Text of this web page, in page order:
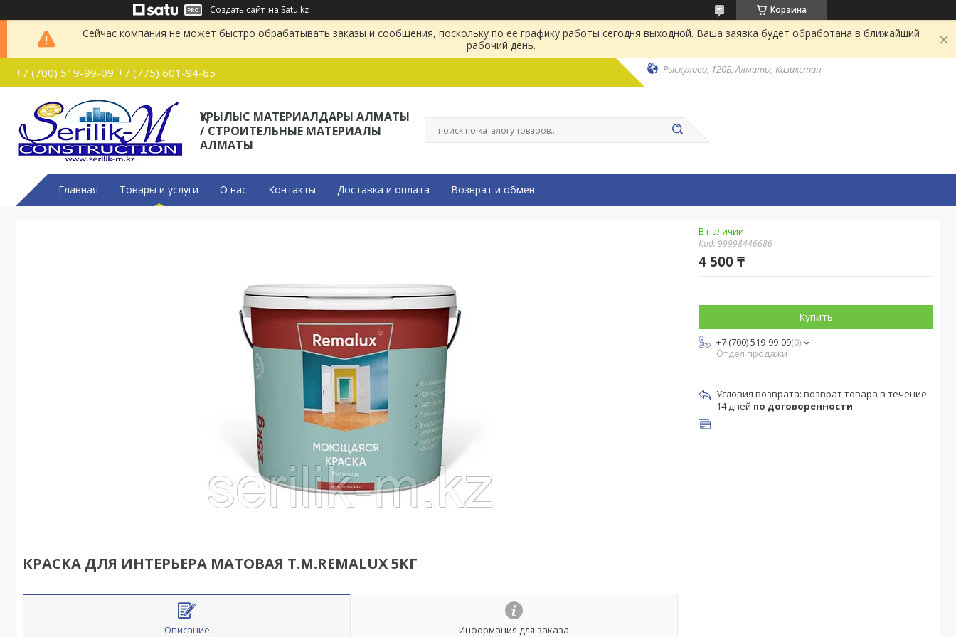
Создать сайт на Satu.kz Корзина
Сейчас компания не может быстро обрабатывать заказы и сообщения, поскольку по ее графику работы сегодня выходной. Ваша заявка будет обработана в ближайший
рабочий день.
+7 (700) 519-99-09 +7 (775) 601-94-65 Рыскулова, 120Б, Алматы, Казахстан
ҚҰРЫЛЫС МАТЕРИАЛДАРЫ АЛМАТЫ
/ СТРОИТЕЛЬНЫЕ МАТЕРИАЛЫ
АЛМАТЫ
Главная Товары и услуги О нас Контакты Доставка и оплата Возврат и обмен
КРАСКА ДЛЯ ИНТЕРЬЕРА МАТОВАЯ Т.М.REMALUX 5КГ
Описание Информация для заказа
В наличии
Код:99998446686
4 500 ₸
Купить
+7 (700) 519-99-09 0
Отдел продажи
возврат товара в течение
14 дней по договоренности